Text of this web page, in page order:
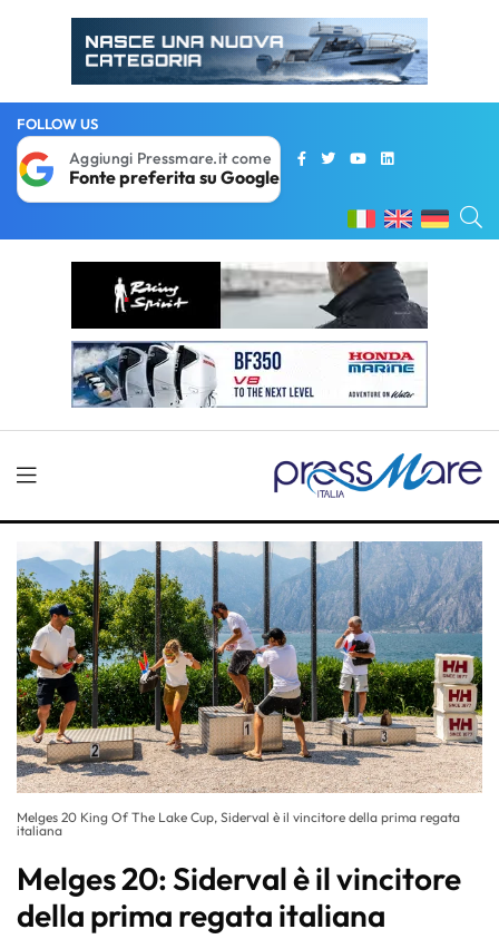
FOLLOW US
Aggiungi Pressmare.it come
Fonte preferita su Google
Melges 20 King Of The Lake Cup, Siderval è il vincitore della prima regata
italiana
Melges 20: Siderval è il vincitore
della prima regata italiana